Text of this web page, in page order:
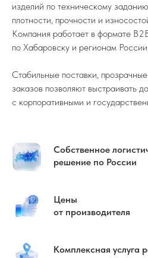
изделий по техническому
плотности, прочности и
Компания работает в формате
по Хабаровску и регионам России.
Стабильные поставки,
заказов позволяют выстраивать
с корпоративными и
Собственное
решение по России
Цены
от производителя
Комплексная услуга